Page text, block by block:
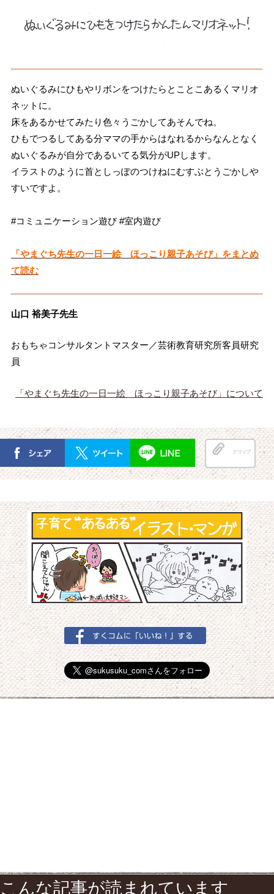
ぬいぐるみにひもやリボンをつけたらとことこあるくマリオ
ネットに。
床をあるかせてみたり色々うごかしてあそんでね。
ひもでつるしてある分ママの手からはなれるからなんとなく
ぬいぐるみが自分であるいてる気分がUPします。
イラストのように首としっぽのつけねにむすぶとうごかしや
すいですよ。
#コミュニケーション遊び #室内遊び
「やまぐち先生の一日一絵 ほっこり親子あそび」をまとめ
て読む
山口 裕美子先生
おもちゃコンサルタントマスター／芸術教育研究所客員研究
員
「やまぐち先生の一日一絵 ほっこり親子あそび」について
クリップ
こんな記事が読まれています